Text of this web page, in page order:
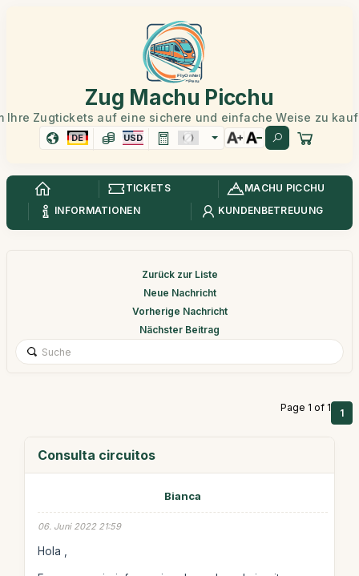
Zug Machu Picchu
Ihre Zugtickets auf eine sichere und einfache Weise zu
DE USD
TICKETS
MACHU PICCHU
INFORMATIONEN
KUNDENBETREUUNG
Zurück zur Liste
Neue Nachricht
Vorherige Nachricht
Nächster Beitrag
Page 1 of 1 1
Consulta circuitos
Bianca
06. Juni 2022 21:59
Hola ,